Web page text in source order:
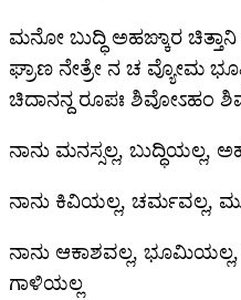
ಮನೋ ಬುದ್ಧಿ ಅಹಙ್ಕಾರ
ಘ್ರಾಣ ನೇತ್ರೇ ನ ಚ ವ್ಯೋಮ
ಚಿದಾನನ್ದ ರೂಪಃ ಶಿವೋಽಹಂ
ನಾನು ಮನಸ್ಸಲ್ಲ, ಬುದ್ಧಿಯಲ್ಲ,
ನಾನು ಕಿವಿಯಲ್ಲ, ಚರ್ಮವಲ್ಲ,
ನಾನು ಆಕಾಶವಲ್ಲ, ಭೂಮಿಯಲ್ಲ,
ಗಾಳಿಯಲ್ಲ